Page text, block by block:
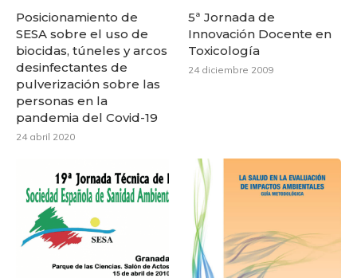
Posicionamiento de
SESA sobre el uso de
biocidas, túneles y arcos
desinfectantes de
pulverización sobre las
personas en la
pandemia del Covid-19
24 abril 2020
5ª Jornada de
Innovación Docente en
Toxicología
24 diciembre 2009